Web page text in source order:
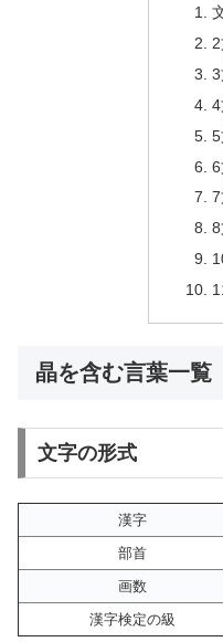
晶を含む言葉一覧
文字の形式
漢字
部首
画数
漢字検定の級